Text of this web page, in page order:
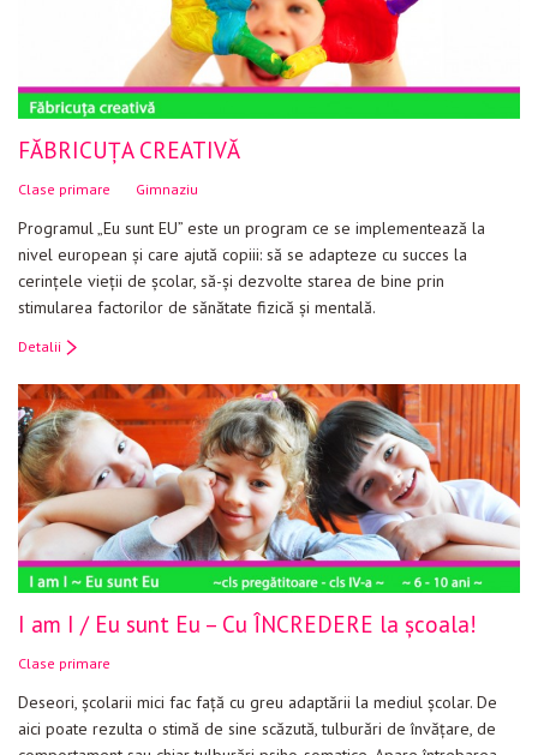
FĂBRICUȚA CREATIVĂ
Clase primare Gimnaziu
Programul „Eu sunt EU” este un program ce se implementează la
nivel european şi care ajută copiii: să se adapteze cu succes la
cerinţele vieţii de şcolar, să-şi dezvolte starea de bine prin
stimularea factorilor de sănătate fizică şi mentală.
Detalii
I am I / Eu sunt Eu – Cu ÎNCREDERE la școala!
Clase primare
Deseori, școlarii mici fac față cu greu adaptării la mediul școlar. De
aici poate rezulta o stimă de sine scăzută, tulburări de învățare, de